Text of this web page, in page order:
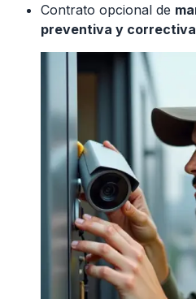
Contrato opcional de
preventiva y correctiva